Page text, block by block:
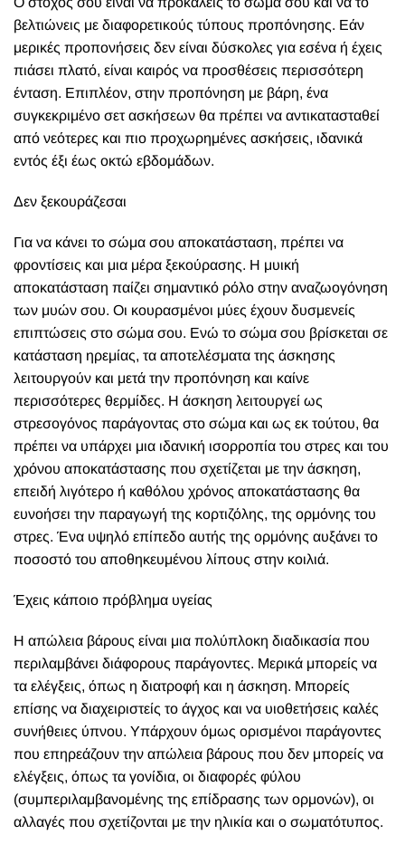
βελτιώνεις με διαφορετικούς τύπους προπόνησης. Εάν
μερικές προπονήσεις δεν είναι δύσκολες για εσένα ή έχεις
πιάσει πλατό, είναι καιρός να προσθέσεις περισσότερη
ένταση. Επιπλέον, στην προπόνηση με βάρη, ένα
συγκεκριμένο σετ ασκήσεων θα πρέπει να αντικατασταθεί
από νεότερες και πιο προχωρημένες ασκήσεις, ιδανικά
εντός έξι έως οκτώ εβδομάδων.
Δεν ξεκουράζεσαι
Για να κάνει το σώμα σου αποκατάσταση, πρέπει να
φροντίσεις και μια μέρα ξεκούρασης. Η μυική
αποκατάσταση παίζει σημαντικό ρόλο στην αναζωογόνηση
των μυών σου. Οι κουρασμένοι μύες έχουν δυσμενείς
επιπτώσεις στο σώμα σου. Ενώ το σώμα σου βρίσκεται σε
κατάσταση ηρεμίας, τα αποτελέσματα της άσκησης
λειτουργούν και μετά την προπόνηση και καίνε
περισσότερες θερμίδες. Η άσκηση λειτουργεί ως
στρεσογόνος παράγοντας στο σώμα και ως εκ τούτου, θα
πρέπει να υπάρχει μια ιδανική ισορροπία του στρες και του
χρόνου αποκατάστασης που σχετίζεται με την άσκηση,
επειδή λιγότερο ή καθόλου χρόνος αποκατάστασης θα
ευνοήσει την παραγωγή της κορτιζόλης, της ορμόνης του
στρες. Ένα υψηλό επίπεδο αυτής της ορμόνης αυξάνει το
ποσοστό του αποθηκευμένου λίπους στην κοιλιά.
Έχεις κάποιο πρόβλημα υγείας
Η απώλεια βάρους είναι μια πολύπλοκη διαδικασία που
περιλαμβάνει διάφορους παράγοντες. Μερικά μπορείς να
τα ελέγξεις, όπως η διατροφή και η άσκηση. Μπορείς
επίσης να διαχειριστείς το άγχος και να υιοθετήσεις καλές
συνήθειες ύπνου. Υπάρχουν όμως ορισμένοι παράγοντες
που επηρεάζουν την απώλεια βάρους που δεν μπορείς να
ελέγξεις, όπως τα γονίδια, οι διαφορές φύλου
(συμπεριλαμβανομένης της επίδρασης των ορμονών), οι
αλλαγές που σχετίζονται με την ηλικία και ο σωματότυπος.